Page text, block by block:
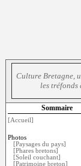
Culture Bretagne,
les tréfonds
Sommaire
[Accueil]
Photos
[Paysages du pays]
[Phares bretons]
[Soleil couchant]
[Patrimoine breton]